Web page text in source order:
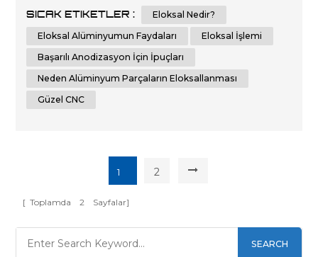
Whether you are a beginner or an experienced individual
in the world of metalworking, this guide aims to assist you
SICAK ETIKETLER :
Eloksal Nedir?
Eloksal Alüminyumun Faydaları
Eloksal İşlemi
Başarılı Anodizasyon İçin İpuçları
Neden Alüminyum Parçaların Eloksallanması
Güzel CNC
1 2
[ Toplamda 2 Sayfalar]
SEARCH